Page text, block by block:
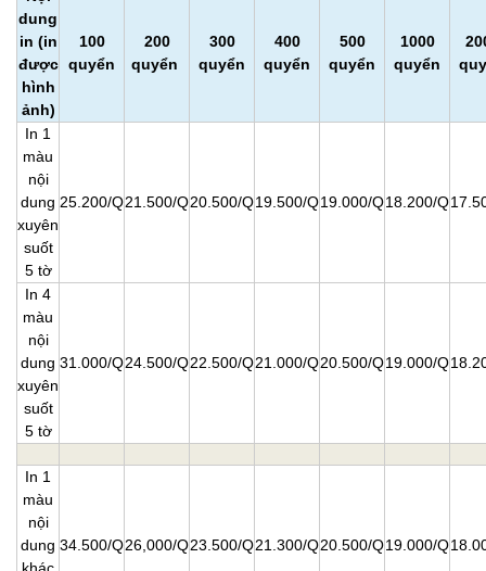
dung
in (in
được
hình
ảnh)
100
quyển
200
quyển
300
quyển
400
quyển
500
quyển
1000
quyển
In 1
màu
nội
dung
xuyên
suốt
5 tờ
25.200/Q21.500/Q20.500/Q19.500/Q19.000/Q18.200/Q
In 4
màu
nội
dung
xuyên
suốt
5 tờ
31.000/Q24.500/Q22.500/Q21.000/Q20.500/Q19.000/Q
In 1
màu
nội
dung 34.500/Q26,000/Q23.500/Q21.300/Q20.500/Q19.000/Q